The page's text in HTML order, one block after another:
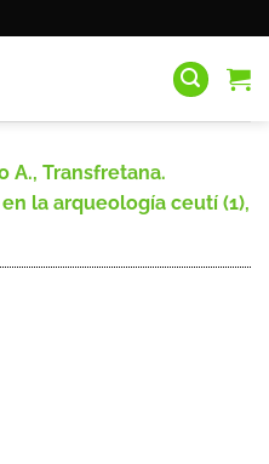
A., Transfretana.
la arqueología ceutí (1),